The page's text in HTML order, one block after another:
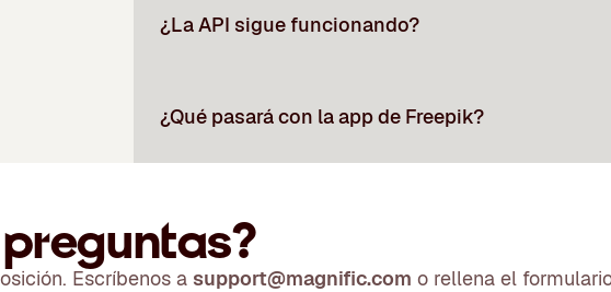
¿La API sigue funcionando?
¿Qué pasará con la app de Freepik?
Escríbenos a support@magnific.com o rellena el